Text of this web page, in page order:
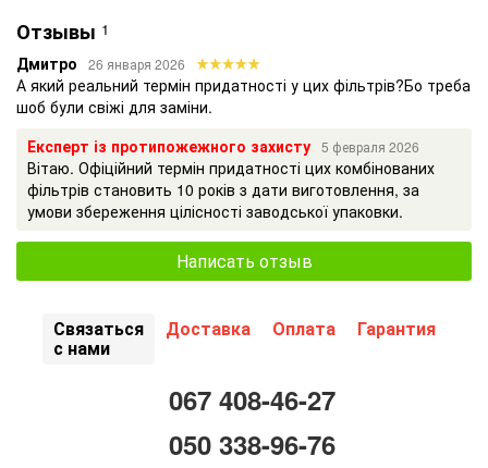
Отзывы 1
Дмитро 26 января 2026
А який реальний термін придатності у цих фільтрів?Бо треба
шоб були свіжі для заміни.
Експерт із протипожежного захисту 5 февраля 2026
Вітаю. Офіційний термін придатності цих комбінованих
фільтрів становить 10 років з дати виготовлення, за
умови збереження цілісності заводської упаковки.
Написать отзыв
Связаться
с нами
Доставка Оплата Гарантия
067 408-46-27
050 338-96-76